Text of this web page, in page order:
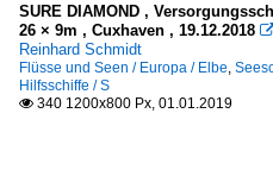
SURE DIAMOND ,
26 × 9m , Cuxhaven , 19.12.2018
Reinhard Schmidt
Flüsse und Seen / Europa / Elbe,
Hilfsschiffe / S
 340 1200x800 Px, 01.01.2019